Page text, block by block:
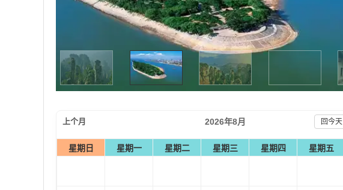
2026年8月 回今天
上个月
星期日 星期一 星期二 星期三 星期四 星期五